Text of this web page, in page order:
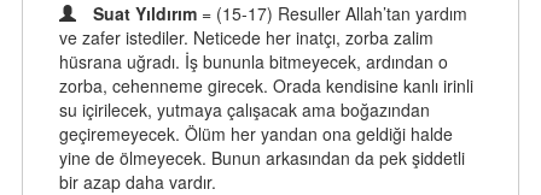
Suat Yıldırım = (15-17) Resuller Allah’tan yardım
ve zafer istediler. Neticede her inatçı, zorba zalim
hüsrana uğradı. İş bununla bitmeyecek, ardından o
zorba, cehenneme girecek. Orada kendisine kanlı irinli
su içirilecek, yutmaya çalışacak ama boğazından
geçiremeyecek. Ölüm her yandan ona geldiği halde
yine de ölmeyecek. Bunun arkasından da pek şiddetli
bir azap daha vardır.